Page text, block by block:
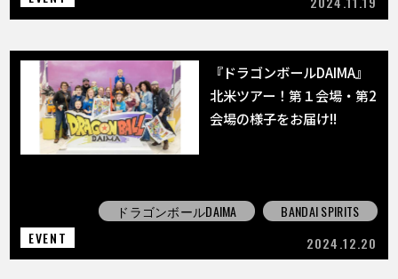
『ドラゴンボールDAIMA』
北米ツアー！第１会場・第2
会場の様子をお届け!!
ドラゴンボールDAIMA
BANDAI SPIRITS
EVENT
2024.12.20